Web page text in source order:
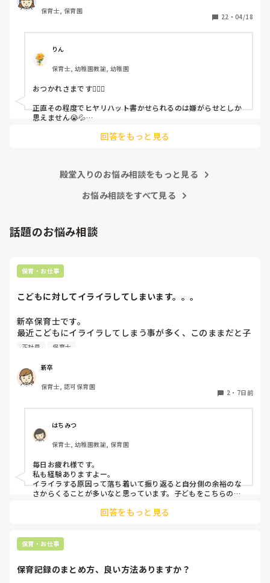
しかも、上司に↑この内容でも
ちゃんと考えて対策を練って書き込むようにと。
呼ばれて一緒に対策を考えさせられること多数
これだけで30〜40分拘束されて辛いです
皆さんの園はどうですか?
保育士, 保育園
22 ・ 04/18
りん
保育士, 幼稚園教諭, 幼稚園
おつかれさまです🙇🏻‍♀️
正直その程度でヒヤリハット書かせられるのは嫌がらせとしか
思えません😭💦
回答をもっと見る
殿堂入りのお悩み相談をもっと見る
お悩み相談をすべて見る
話題のお悩み相談
保育・お仕事
こどもに対してイライラしてしまいます。。。
新卒保育士です。
最近こどもにイライラしてしまう事が多く、このままだと子
どもが嫌いになってしまうんじゃないかと怖くなる時があり
だいすきだなと思います。ですが、4月に比べると、子ども
に対してイライラしてしまう事が増えてきました。何度注意
しても言うことを聞いてくれなかったり、逆に自分の指示が
があります。今はフリーとして色々なクラスに入らせて貰っ
ていますが、幼児クラスに入ると余計イライラしてしまう回
数がふえてしまいます。皆さんはこどもに対してイライラし
てしまうことはありますか？😿😿
正社員 保育士
新卒
保育士, 認可保育園
2 ・ 7日前
はちみつ
保育士, 幼稚園教諭, 保育園
毎日お疲れ様です。
私も経験ありますよー。
イライラする原因って落ち着いて振り返ると自分側の余裕のな
さからくることが多いなと思っています。子どもをこちらの思
せなきゃ)などの責任感からや、他の先生方からの視線など気に
子どもにも感情があるし、行動にら理由があると思うのでイラ
っとした時は一旦落ち着いて、どうしてこの子はこのような表
子どもを1人の人間として見ること保育者として大切な姿勢だ
回答をもっと見る
保育・お仕事
保育記録のまとめ方、良い方法ありますか？